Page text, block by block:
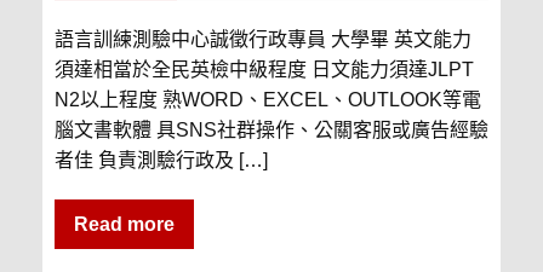
語言訓練測驗中心誠徵行政專員 大學畢 英文能力
須達相當於全民英檢中級程度 日文能力須達JLPT
N2以上程度 熟WORD、EXCEL、OUTLOOK等電
腦文書軟體 具SNS社群操作、公關客服或廣告經驗
者佳 負責測驗行政及 […]
Read more